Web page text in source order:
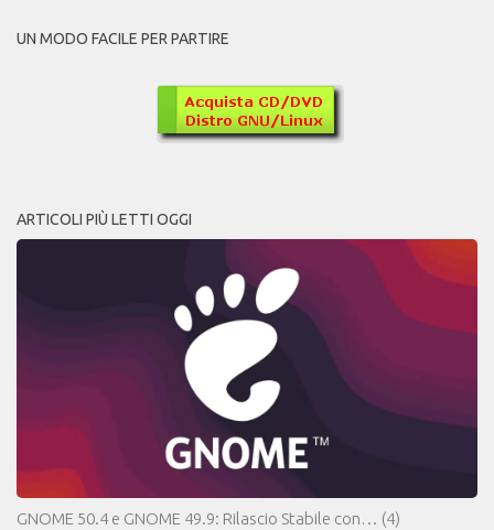
UN MODO FACILE PER PARTIRE
ARTICOLI PIÙ LETTI OGGI
GNOME 50.4 e GNOME 49.9: Rilascio Stabile con… (4)